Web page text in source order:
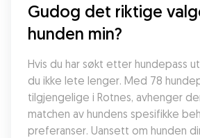
Gudog det riktige
hunden min?
Hvis du har søkt etter hundepass
du ikke lete lenger. Med 78
tilgjengelige i Rotnes, avhenger
matchen av hundens spesifikke
preferanser. Uansett om hunden